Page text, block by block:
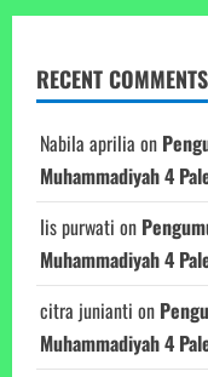
RECENT COMMENTS
Nabila aprilia on
Muhammadiyah 4
Iis purwati on
Muhammadiyah 4
citra junianti on
Muhammadiyah 4